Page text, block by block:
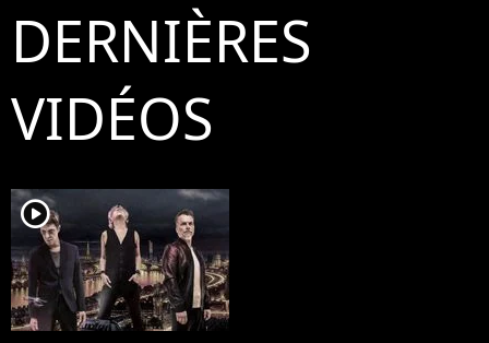
DERNIÈRES
VIDÉOS
player2